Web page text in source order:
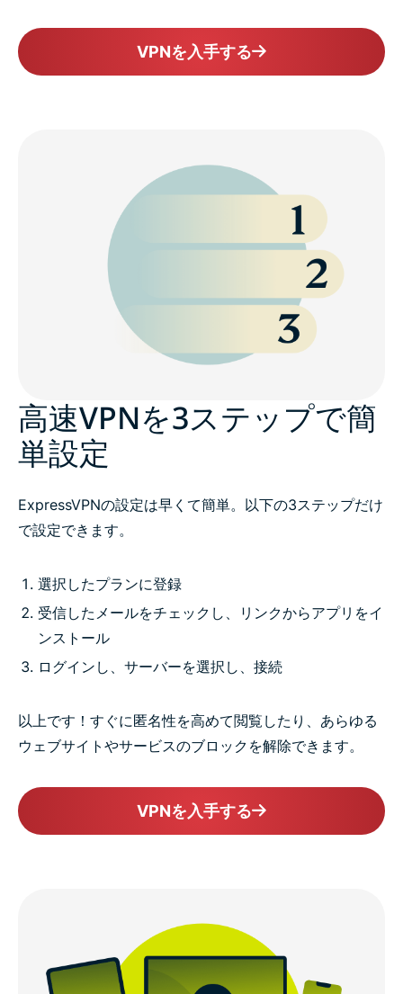
VPNを入手する
高速VPNを3ステップで簡
単設定
ExpressVPNの設定は早くて簡単。以下の3ステップだけ
で設定できます。
選択したプランに登録
受信したメールをチェックし、リンクからアプリをイ
ンストール
ログインし、サーバーを選択し、接続
以上です！すぐに匿名性を高めて閲覧したり、あらゆる
ウェブサイトやサービスのブロックを解除できます。
VPNを入手する